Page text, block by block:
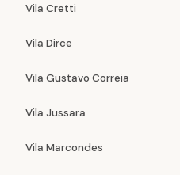
Vila Cretti
Vila Dirce
Vila Gustavo Correia
Vila Jussara
Vila Marcondes